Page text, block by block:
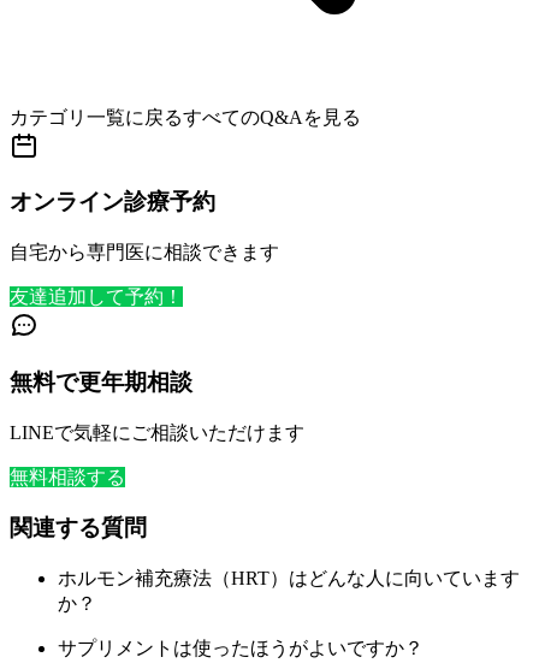
カテゴリ一覧に戻るすべてのQ&Aを見る
オンライン診療予約
自宅から専門医に相談できます
友達追加して予約！
無料で更年期相談
LINEで気軽にご相談いただけます
無料相談する
関連する質問
ホルモン補充療法（HRT）はどんな人に向いています
か？
サプリメントは使ったほうがよいですか？